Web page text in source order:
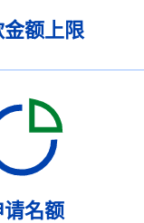
额上限
请名额